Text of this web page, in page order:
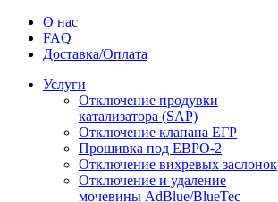
О нас
FAQ
Доставка/Оплата
Услуги
Отключение продувки
катализатора (SAP)
Отключение клапана ЕГР
Прошивка под ЕВРО-2
Отключение вихревых заслонок
Отключение и удаление
мочевины AdBlue/BlueTec